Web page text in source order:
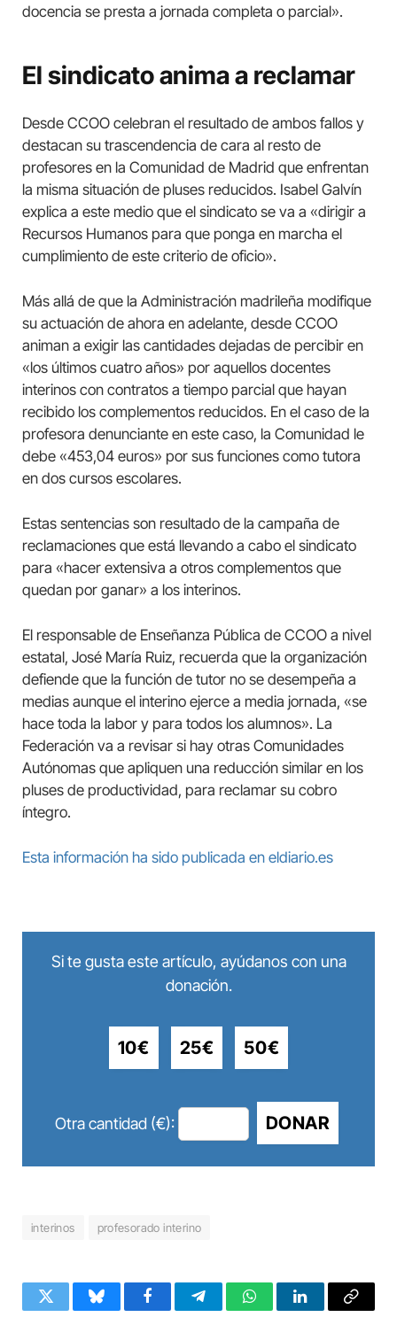
docencia se presta a jornada completa o parcial».
El sindicato anima a reclamar
Desde CCOO celebran el resultado de ambos fallos y
destacan su trascendencia de cara al resto de
profesores en la Comunidad de Madrid que enfrentan
la misma situación de pluses reducidos. Isabel Galvín
explica a este medio que el sindicato se va a «dirigir a
Recursos Humanos para que ponga en marcha el
cumplimiento de este criterio de oficio».
Más allá de que la Administración madrileña modifique
su actuación de ahora en adelante, desde CCOO
animan a exigir las cantidades dejadas de percibir en
«los últimos cuatro años» por aquellos docentes
interinos con contratos a tiempo parcial que hayan
recibido los complementos reducidos. En el caso de la
profesora denunciante en este caso, la Comunidad le
debe «453,04 euros» por sus funciones como tutora
en dos cursos escolares.
Estas sentencias son resultado de la campaña de
reclamaciones que está llevando a cabo el sindicato
para «hacer extensiva a otros complementos que
quedan por ganar» a los interinos.
El responsable de Enseñanza Pública de CCOO a nivel
estatal, José María Ruiz, recuerda que la organización
defiende que la función de tutor no se desempeña a
medias aunque el interino ejerce a media jornada, «se
hace toda la labor y para todos los alumnos». La
Federación va a revisar si hay otras Comunidades
Autónomas que apliquen una reducción similar en los
pluses de productividad, para reclamar su cobro
íntegro.
Esta información ha sido publicada en eldiario.es
Si te gusta este artículo, ayúdanos con una
donación.
10€ 25€ 50€
Otra cantidad (€): DONAR
interinos profesorado interino
Twitter BlueskyFacebookTelegramWhatsAppLinkedInCopy